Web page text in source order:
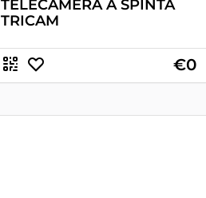
TELECAMERA A SPINTA
TRICAM
€0